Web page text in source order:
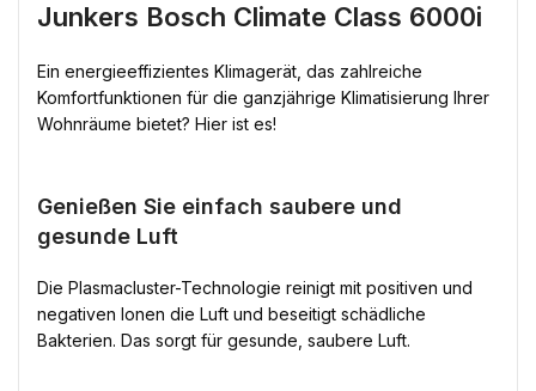
Junkers Bosch Climate Class 6000i
Ein energieeffizientes Klimagerät, das zahlreiche
Komfortfunktionen für die ganzjährige Klimatisierung Ihrer
Wohnräume bietet? Hier ist es!
Genießen Sie einfach saubere und
gesunde Luft
Die Plasmacluster-Technologie reinigt mit positiven und
negativen Ionen die Luft und beseitigt schädliche
Bakterien. Das sorgt für gesunde, saubere Luft.